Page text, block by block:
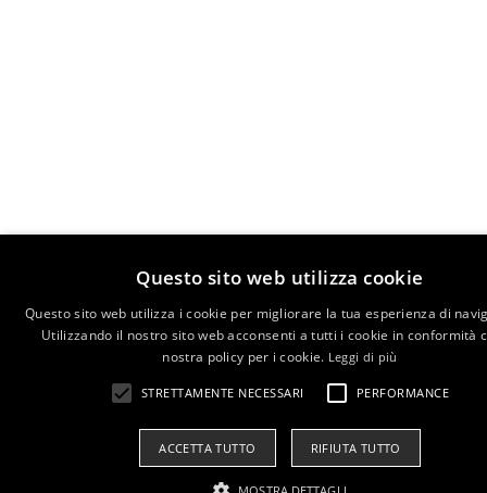
Questo sito web utilizza cookie
Questo sito web utilizza i cookie per migliorare la tua esperienza di
Utilizzando il nostro sito web acconsenti a tutti i cookie in conformità
nostra policy per i cookie. Leggi di più
STRETTAMENTE NECESSARI PERFORMANCE
ACCETTA TUTTO RIFIUTA TUTTO